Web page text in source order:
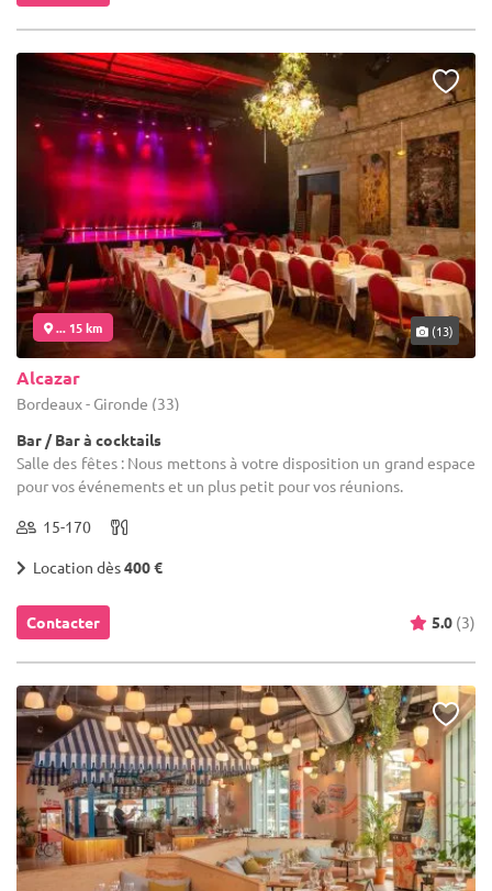
... 15 km (13)
Alcazar
Bordeaux - Gironde (33)
Bar / Bar à cocktails
Salle des fêtes : Nous mettons à votre disposition un grand espace
pour vos événements et un plus petit pour vos réunions.
15-170
Location dès400 €
Contacter 5.0 (3)